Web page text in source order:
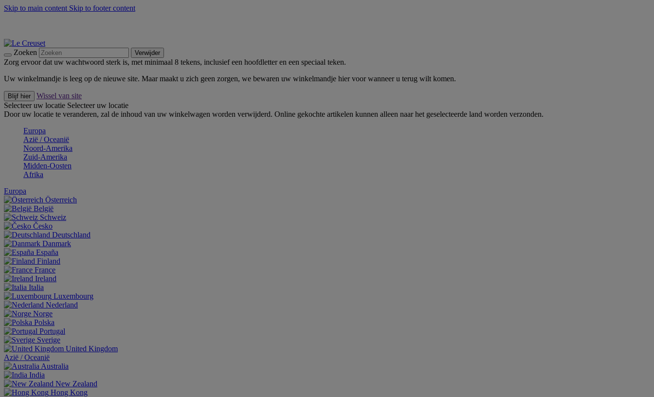
Skip to main content Skip to footer content
Zoeken Verwijder
Zorg ervoor dat uw wachtwoord sterk is, met minimaal 8 tekens, inclusief een hoofdletter en een speciaal teken.
Uw winkelmandje is leeg op de nieuwe site. Maar maakt u zich geen zorgen, we bewaren uw winkelmandje hier voor wanneer u terug wilt komen.
Blijf hier
Wissel van site
Selecteer uw locatie Selecteer uw locatie
Door uw locatie te veranderen, zal de inhoud van uw winkelwagen worden verwijderd. Online gekochte artikelen kunnen alleen naar het geselecteerde land worden verzonden.
Europa
Aziё / Oceaniё
Noord-Amerika
Zuid-Amerika
Midden-Oosten
Afrika
Europa
Österreich
België
Schweiz
Česko
Deutschland
Danmark
España
Finland
France
Ireland
Italia
Luxembourg
Nederland
Norge
Polska
Portugal
Sverige
United Kingdom
Aziё / Oceaniё
Australia
India
New Zealand
Hong Kong